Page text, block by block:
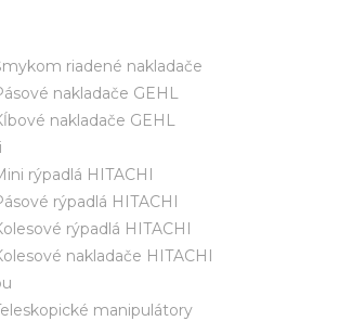
riadené nakladače
nakladače GEHL
nakladače GEHL
rýpadlá HITACHI
rýpadlá HITACHI
rýpadlá HITACHI
nakladače HITACHI
manipulátory